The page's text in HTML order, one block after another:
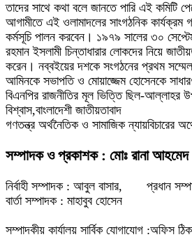
তাদের সাথে কথা বলে জানতে পারি এই কমিটি
আগামীতে এই ওলামাদলের সাংগঠনিক কার্যক্রম
কর্মসূচি পালন করবেন। ১৯৭৯ সালের ৩০
রহমান ইসলামী চিন্তাধারার লোকদের নিয়ে
করেন। নব্বইয়ের দশকে সংগঠনের প্রথম
আমিনকে সভাপতি ও মোয়াজ্জেম হোসেনকে
বিএনপির রাজনীতির মূল ভিত্তি ছিল-আল্লাহর
বিশ্বাস,বাংলাদেশী জাতীয়তাবাদ
গণতন্ত্র অর্থনৈতিক ও সামাজিক ন্যায়বিচারের
সম্পাদক ও প্রকাশক : মোঃ রানা আহমেদ
নির্বাহী সম্পাদক : আবুল বাসার, প্রধান
বার্তা সম্পাদক : মাহাবুব হোসেন
সম্পাদকীয় কার্যালয় সার্বিক যোগাযোগ :অফিস